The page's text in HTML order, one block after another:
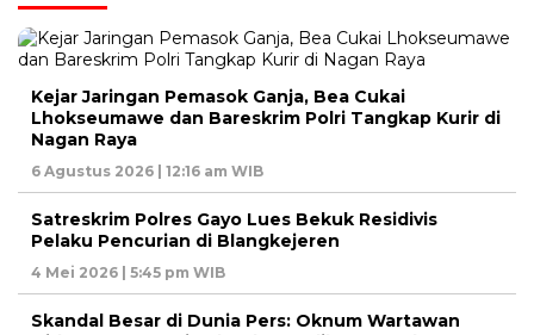
Kejar Jaringan Pemasok Ganja, Bea Cukai
Lhokseumawe dan Bareskrim Polri Tangkap Kurir di
Nagan Raya
6 Agustus 2026 | 12:16 am WIB
Satreskrim Polres Gayo Lues Bekuk Residivis
Pelaku Pencurian di Blangkejeren
4 Mei 2026 | 5:45 pm WIB
Skandal Besar di Dunia Pers: Oknum Wartawan